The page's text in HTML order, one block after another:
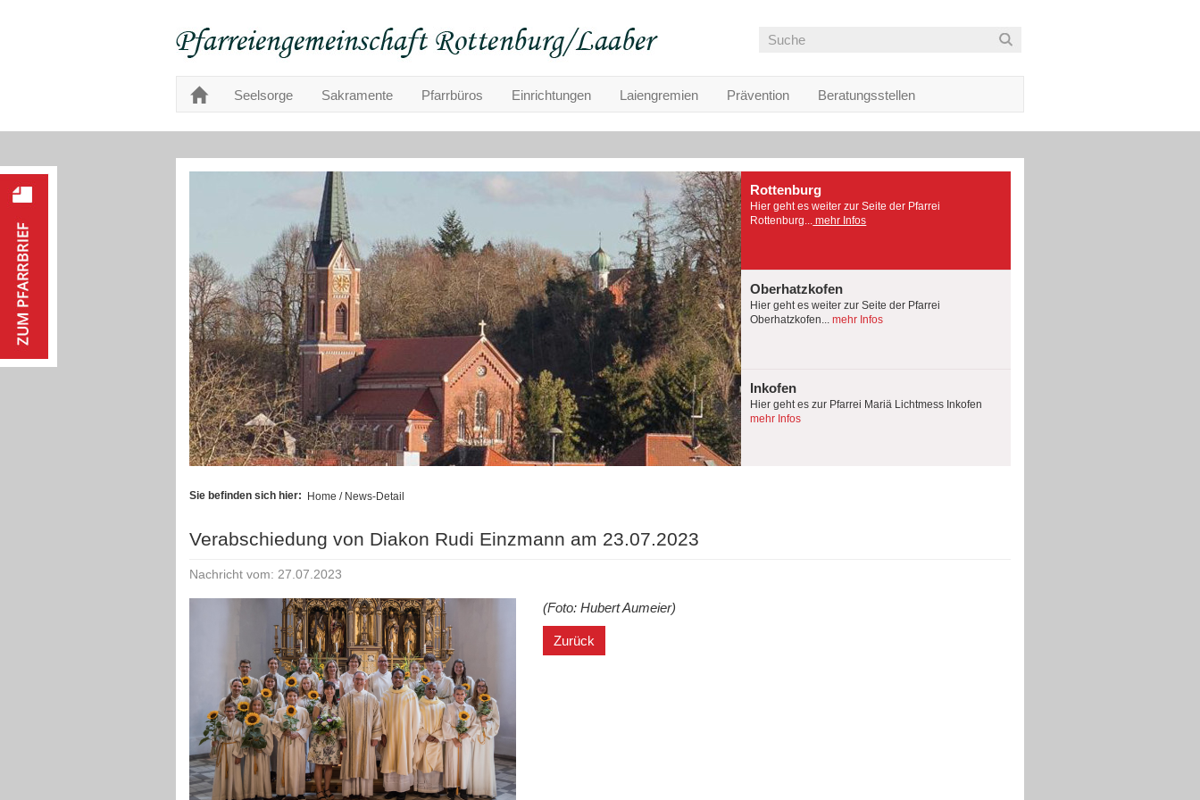
Seelsorge Sakramente Pfarrbüros Einrichtungen Laiengremien Prävention Beratungsstellen
Rottenburg
Hier geht es weiter zur Seite der Pfarrei
Rottenburg... mehr Infos
Oberhatzkofen
Hier geht es weiter zur Seite der Pfarrei
Oberhatzkofen... mehr Infos
Inkofen
Hier geht es zur Pfarrei Mariä Lichtmess Inkofen
mehr Infos
Sie befinden sich hier: Home / News-Detail
Verabschiedung von Diakon Rudi Einzmann am 23.07.2023
Nachricht vom: 27.07.2023
(Foto: Hubert Aumeier)
Zurück